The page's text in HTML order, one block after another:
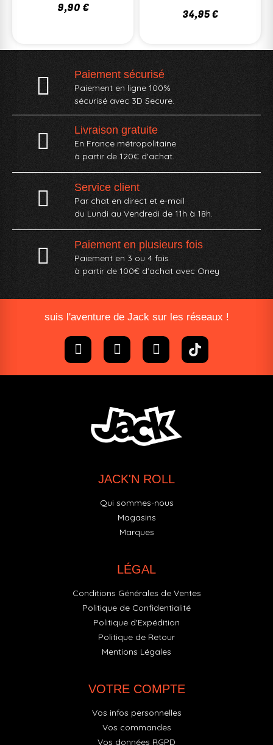
9,90 € 34,95 €
Paiement sécurisé
Paiement en ligne 100%
sécurisé avec 3D Secure.
Livraison gratuite
En France métropolitaine
à partir de 120€ d'achat.
Service client
Par chat en direct et e-mail
du Lundi au Vendredi de 11h à 18h.
Paiement en plusieurs fois
Paiement en 3 ou 4 fois
à partir de 100€ d'achat avec Oney​
suis l'aventure de Jack sur les réseaux !
JACK'N ROLL
Qui sommes-nous
Magasins
Marques
LÉGAL
Conditions Générales de Ventes
Politique de Confidentialité
Politique d'Expédition
Politique de Retour
Mentions Légales
VOTRE COMPTE
Vos infos personnelles
Vos commandes
Vos données RGPD